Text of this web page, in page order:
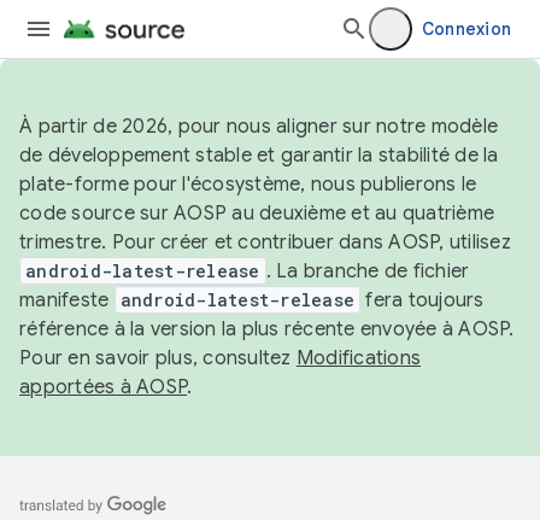
Connexion
À partir de 2026, pour nous aligner sur notre modèle
de développement stable et garantir la stabilité de la
plate-forme pour l'écosystème, nous publierons le
code source sur AOSP au deuxième et au quatrième
trimestre. Pour créer et contribuer dans AOSP, utilisez
android-latest-release . La branche de fichier
manifeste android-latest-release fera toujours
référence à la version la plus récente envoyée à AOSP.
Pour en savoir plus, consultez Modifications
apportées à AOSP.